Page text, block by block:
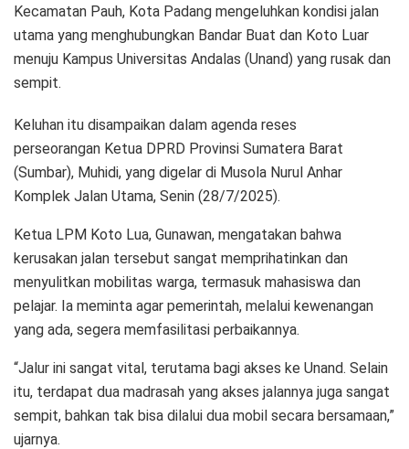
Kecamatan Pauh, Kota Padang mengeluhkan kondisi jalan
utama yang menghubungkan Bandar Buat dan Koto Luar
menuju Kampus Universitas Andalas (Unand) yang rusak dan
sempit.
Keluhan itu disampaikan dalam agenda reses
perseorangan Ketua DPRD Provinsi Sumatera Barat
(Sumbar), Muhidi, yang digelar di Musola Nurul Anhar
Komplek Jalan Utama, Senin (28/7/2025).
Ketua LPM Koto Lua, Gunawan, mengatakan bahwa
kerusakan jalan tersebut sangat memprihatinkan dan
menyulitkan mobilitas warga, termasuk mahasiswa dan
pelajar. Ia meminta agar pemerintah, melalui kewenangan
yang ada, segera memfasilitasi perbaikannya.
“Jalur ini sangat vital, terutama bagi akses ke Unand. Selain
itu, terdapat dua madrasah yang akses jalannya juga sangat
sempit, bahkan tak bisa dilalui dua mobil secara bersamaan,”
ujarnya.